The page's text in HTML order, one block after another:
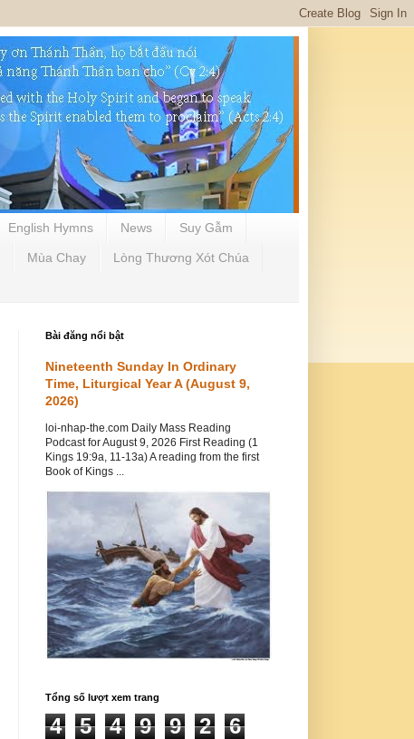
English Hymns News Suy Gẫm
Mùa Chay Lòng Thương Xót Chúa
Bài đăng nổi bật
Nineteenth Sunday In Ordinary
Time, Liturgical Year A (August 9,
2026)
loi-nhap-the.com Daily Mass Reading
Podcast for August 9, 2026 First Reading (1
Kings 19:9a, 11-13a) A reading from the first
Book of Kings ...
Tổng số lượt xem trang
4 5 4 9 9 2 6